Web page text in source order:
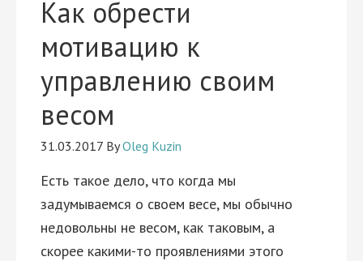
Как обрести
мотивацию к
управлению своим
весом
31.03.2017 ByOleg Kuzin
Есть такое дело, что когда мы
задумываемся о своем весе, мы обычно
недовольны не весом, как таковым, а
скорее какими-то проявлениями этого